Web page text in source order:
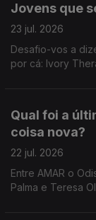
Jovens que
23 jul. 2026
Desafio-vos a
por cá: Ivory
Qual foi a
coisa nova?
22 jul. 2026
Entre AMAR o
Palma e Teresa